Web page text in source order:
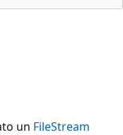
un FileStream